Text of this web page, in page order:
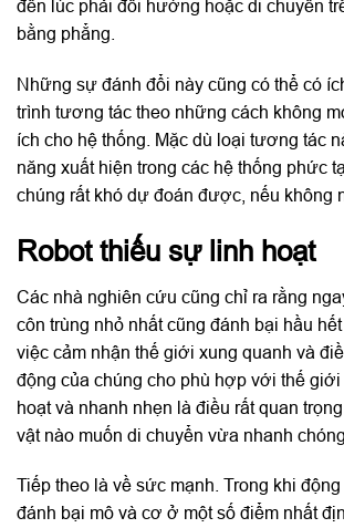
đến lúc phải đổi hướng hoặc di chuyển
bằng phẳng.
Những sự đánh đổi này cũng có thể có
trình tương tác theo những cách không
ích cho hệ thống. Mặc dù loại tương tác
năng xuất hiện trong các hệ thống phức
chúng rất khó dự đoán được, nếu không
Robot thiếu sự linh hoạt
Các nhà nghiên cứu cũng chỉ ra rằng
côn trùng nhỏ nhất cũng đánh bại hầu
việc cảm nhận thế giới xung quanh và
động của chúng cho phù hợp với thế
hoạt và nhanh nhẹn là điều rất quan
vật nào muốn di chuyển vừa nhanh
Tiếp theo là về sức mạnh. Trong khi
đánh bại mô và cơ ở một số điểm nhất